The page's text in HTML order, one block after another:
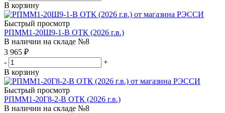
В корзину
Быстрый просмотр
РПММ1-20Ш9-1-В ОТК (2026 г.в.)
В наличии на складе №8
3 965 ₽
-
+
В корзину
Быстрый просмотр
РПММ1-20Г8-2-В ОТК (2026 г.в.)
В наличии на складе №8